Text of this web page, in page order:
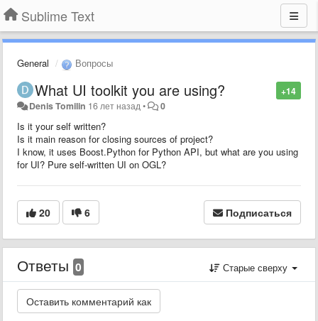
Sublime Text
General Вопросы
+14
What UI toolkit you are using?
Denis Tomilin 16 лет назад • 0
Is it your self written?
Is it main reason for closing sources of project?
I know, it uses Boost.Python for Python API, but what are you using
for UI? Pure self-written UI on OGL?
20 6 Подписаться
Ответы 0 Старые сверху